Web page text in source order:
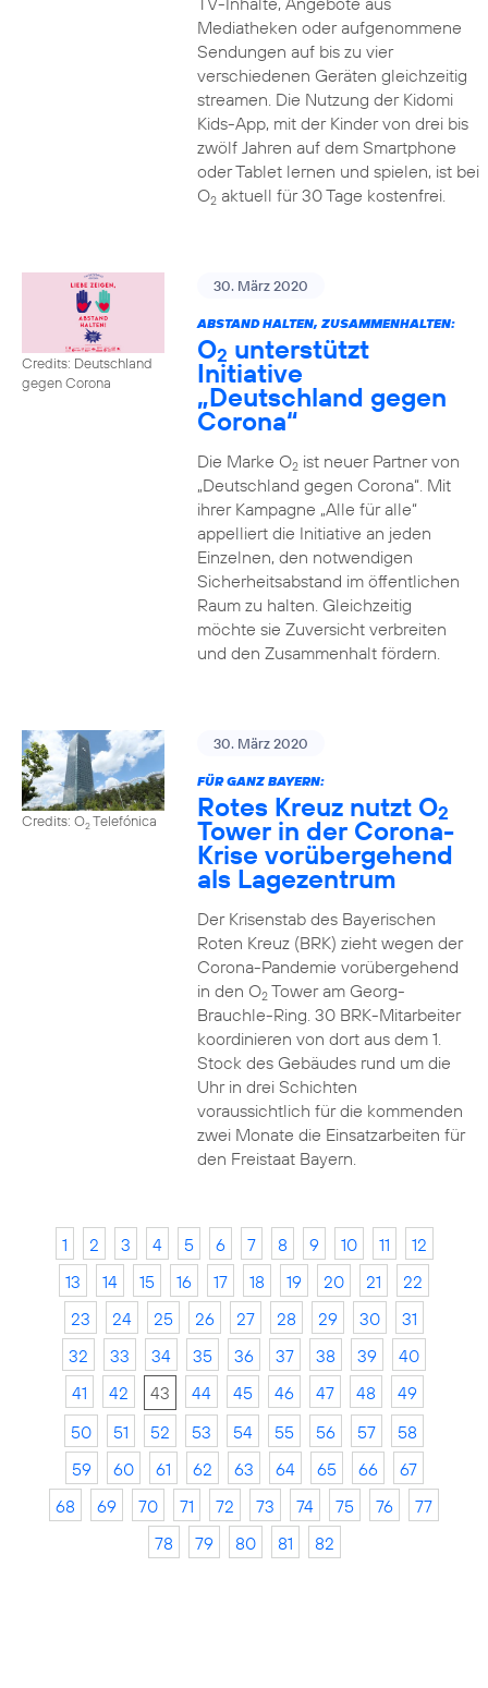
Mediatheken oder aufgenommene
Sendungen auf bis zu vier
verschiedenen Geräten gleichzeitig
streamen. Die Nutzung der Kidomi
Kids-App, mit der Kinder von drei bis
zwölf Jahren auf dem Smartphone
oder Tablet lernen und spielen, ist bei
O2aktuell für 30 Tage kostenfrei.
Credits: Deutschland
gegen Corona
30. März 2020
ABSTAND HALTEN, ZUSAMMENHALTEN:
O2 unterstützt
Initiative
„Deutschland gegen
Corona“
Die Marke O2ist neuer Partner von
„Deutschland gegen Corona“. Mit
ihrer Kampagne „Alle für alle“
appelliert die Initiative an jeden
Einzelnen, den notwendigen
Sicherheitsabstand im öffentlichen
Raum zu halten. Gleichzeitig
möchte sie Zuversicht verbreiten
und den Zusammenhalt fördern.
Credits: O2Telefónica
30. März 2020
FÜR GANZ BAYERN:
Rotes Kreuz nutzt O2
Tower in der Corona-
Krise vorübergehend
als Lagezentrum
Der Krisenstab des Bayerischen
Roten Kreuz (BRK) zieht wegen der
Corona-Pandemie vorübergehend
in den O2Tower am Georg-
Brauchle-Ring. 30 BRK-Mitarbeiter
koordinieren von dort aus dem 1.
Stock des Gebäudes rund um die
Uhr in drei Schichten
voraussichtlich für die kommenden
zwei Monate die Einsatzarbeiten für
den Freistaat Bayern.
1 2 3 4 5 6 7 8 9 10 11
12
13
14 15 16 17 18 19 20 21
22
23
24 25 26 27 28 29 30
31
32
33 34 35 36 37 38 39
40
41
42 43 44 45 46 47 48
49
50
51 52 53 54 55 56 57
58
59
60 61 62 63 64 65 66
67
68
69 70 71 72 73 74 75 76
77
78
79 80 81 82